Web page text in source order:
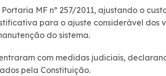
MF nº 257/2011, ajustando o
para o ajuste considerável dos
do sistema.
com medidas judiciais,
pela Constituição.